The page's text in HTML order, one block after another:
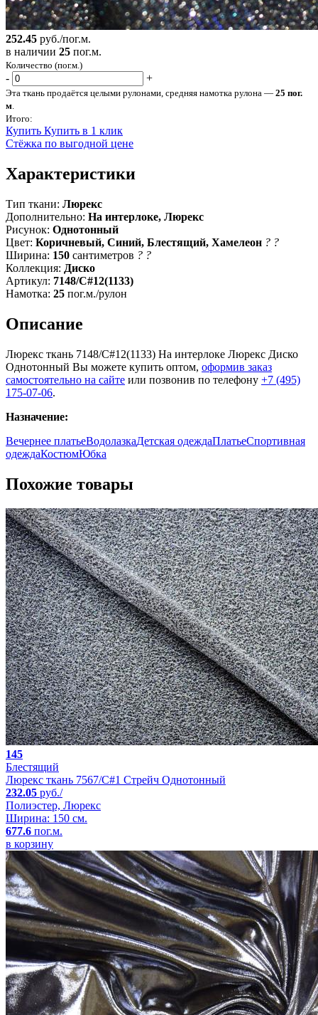
252.45 руб./пог.м.
в наличии 25 пог.м.
Количество (пог.м.)
- +
Эта ткань продаётся целыми рулонами, средняя намотка рулона — 25 пог.
м.
Итого:
Купить Купить в 1 клик
Стёжка по выгодной цене
Характеристики
Тип ткани: Люрекс
Дополнительно: На интерлоке, Люрекс
Рисунок: Однотонный
Цвет: Коричневый, Синий, Блестящий, Хамелеон ? ?
Ширина: 150 сантиметров ? ?
Коллекция: Диско
Артикул: 7148/C#12(1133)
Намотка: 25 пог.м./рулон
Описание
Люрекс ткань 7148/C#12(1133) На интерлоке Люрекс Диско
Однотонный Вы можете купить оптом, оформив заказ
самостоятельно на сайте или позвонив по телефону +7 (495)
175-07-06.
Назначение:
Вечернее платьеВодолазкаДетская одеждаПлатьеСпортивная
одеждаКостюмЮбка
Похожие товары
145
Блестящий
Люрекс ткань 7567/C#1 Стрейч Однотонный
232.05 руб./
Полиэстер, Люрекс
Ширина: 150 см.
677.6 пог.м.
в корзину